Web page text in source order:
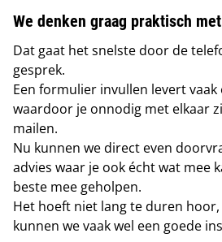
We denken graag praktisch
Dat gaat het snelste door de
gesprek.
Een formulier invullen levert
waardoor je onnodig met elkaar
mailen.
Nu kunnen we direct even
advies waar je ook écht wat mee
beste mee geholpen.
Het hoeft niet lang te duren
kunnen we vaak wel een goede